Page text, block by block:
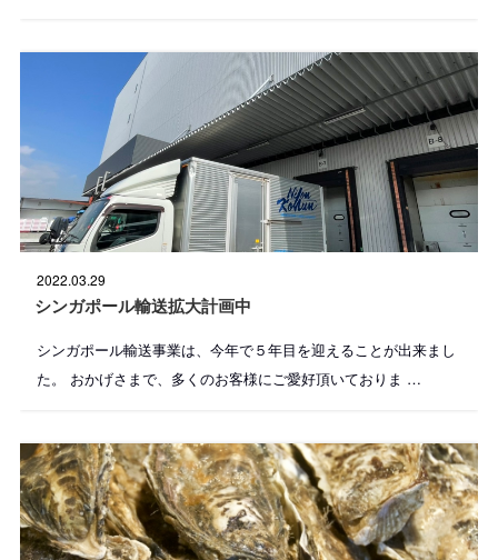
投
稿
日
:
2022.03.29
シンガポール輸送拡大計画中
シンガポール輸送事業は、今年で５年目を迎えることが出来まし
た。 おかげさまで、多くのお客様にご愛好頂いておりま …